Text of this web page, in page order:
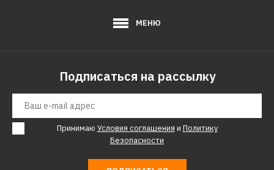
МЕНЮ
Подписаться на рассылку
Принимаю Условия соглашения и Политику
Безопасности